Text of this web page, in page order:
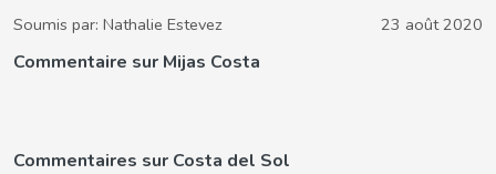
Soumis par: Nathalie Estevez 23 août 2020
Commentaire sur Mijas Costa
Commentaires sur Costa del Sol